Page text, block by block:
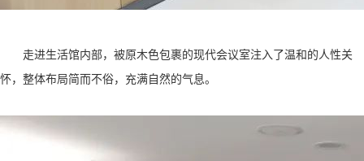
走进生活馆内部，被原木色包裹的现代会议室注入了温和的人性关
怀，整体布局简而不俗，充满自然的气息。